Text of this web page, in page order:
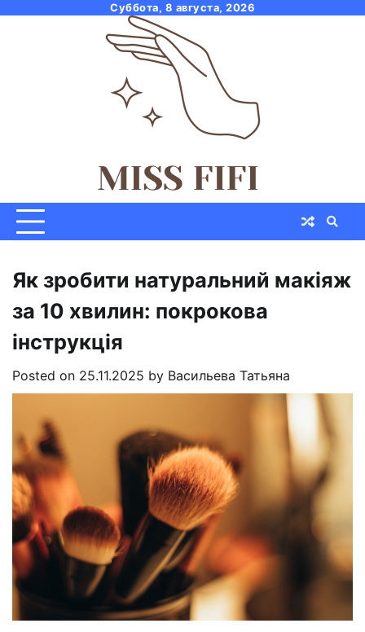
Суббота, 8 августа, 2026
Як зробити натуральний макіяж
за 10 хвилин: покрокова
інструкція
Posted on 25.11.2025 by Васильева Татьяна